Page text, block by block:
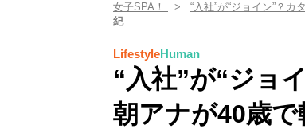
女子SPA！ “入社”が“ジョイン”？
紀
LifestyleHuman
“入社”が“ジョ
朝アナが40歳